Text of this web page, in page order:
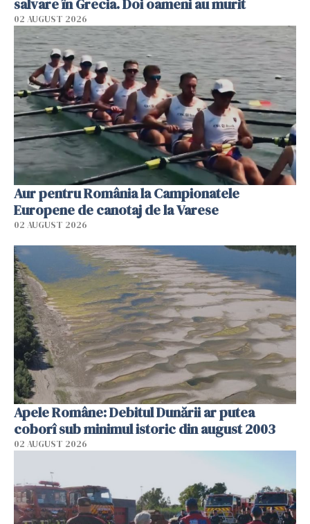
salvare în Grecia. Doi oameni au murit
02 AUGUST 2026
Aur pentru România la Campionatele
Europene de canotaj de la Varese
02 AUGUST 2026
Apele Române: Debitul Dunării ar putea
coborî sub minimul istoric din august 2003
02 AUGUST 2026